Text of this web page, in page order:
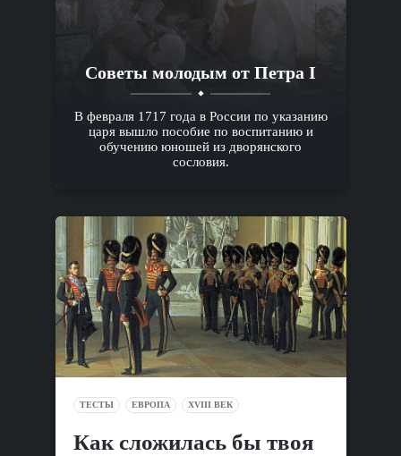
Советы молодым от Петра I
В февраля 1717 года в России по указанию
царя вышло пособие по воспитанию и
обучению юношей из дворянского
сословия.
ТЕСТЫ ЕВРОПА XVIII ВЕК
Как сложилась бы твоя